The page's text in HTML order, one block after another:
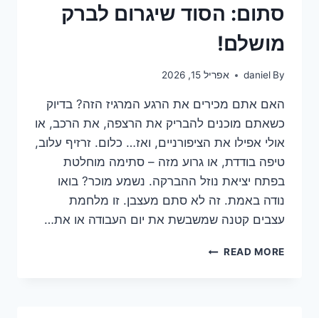
סתום: הסוד שיגרום לברק
מושלם!
By
daniel אפריל 15, 2026
האם אתם מכירים את הרגע המרגיז הזה? בדיוק
כשאתם מוכנים להבריק את הרצפה, את הרכב, או
אולי אפילו את הציפורניים, ואז… כלום. זרזיף עלוב,
טיפה בודדת, או גרוע מזה – סתימה מוחלטת
בפתח יציאת נוזל ההברקה. נשמע מוכר? בואו
נודה באמת. זה לא סתם מעצבן. זו מלחמת
עצבים קטנה שמשבשת את יום העבודה או את…
READ MOREפתיחת